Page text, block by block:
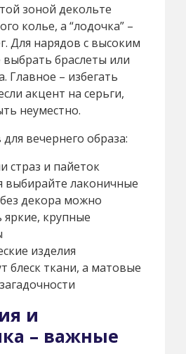
зоной декольте
колье, а “лодочка” –
Для нарядов с высоким
браслеты или
Главное – избегать
акцент на серьги,
неуместно.
вечернего образа:
страз и пайеток
выбирайте лаконичные
декора можно
яркие, крупные
изделия
блеск ткани, а матовые
и
– важные